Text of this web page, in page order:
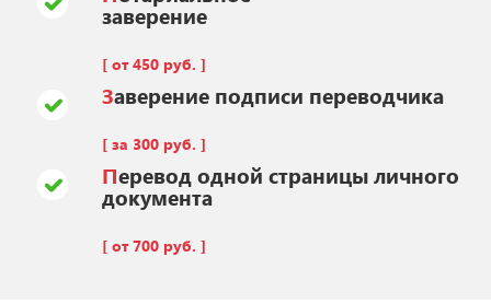
заверение
[ от 450 руб. ]
Заверение подписи переводчика
[ за 300 руб. ]
Перевод одной страницы личного
документа
[ от 700 руб. ]